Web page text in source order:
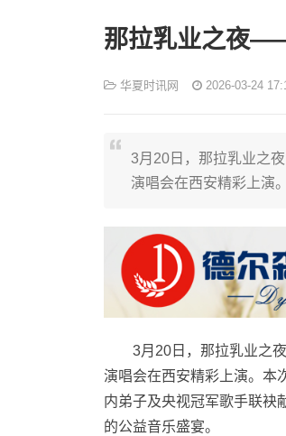
那拉乳业之夜
华夏时讯网 2026-03-24
3月20日，那拉乳业之
演唱会在西安精彩上演
3月20日，那拉乳业之夜
演唱会在西安精彩上演。本
内弟子及央视冠军歌手联袂
的公益音乐盛宴。